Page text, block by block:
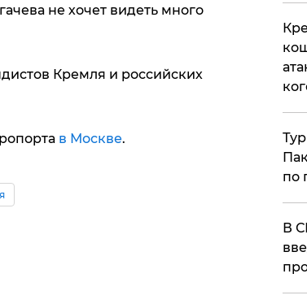
не хочет видеть много
Кремля и российских
в Москве.
по
В